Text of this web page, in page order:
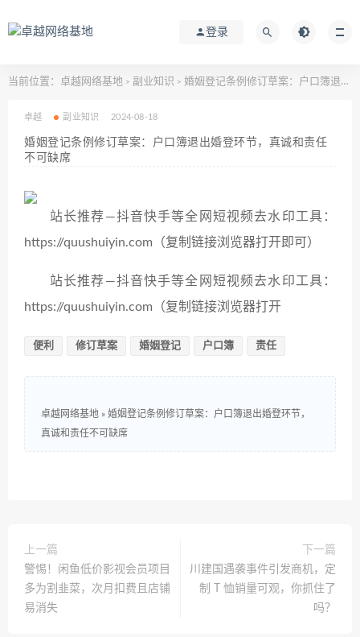
登录
当前位置： 卓越网络基地 > 副业知识 > 婚姻登记条例修订草案：户口簿退出婚登环节，真诚和责任不可缺席
卓越 副业知识 2024-08-18
婚姻登记条例修订草案：户口簿退出婚登环节，真诚和责任
不可缺席
站长推荐—抖音快手等全网短视频去水印工具：
https://quushuiyin.com（复制链接浏览器打开即可）
站长推荐—抖音快手等全网短视频去水印工具：
https://quushuiyin.com（复制链接浏览器打开
便利 修订草案 婚姻登记 户口簿 责任
卓越网络基地 » 婚姻登记条例修订草案：户口簿退出婚登环节，
真诚和责任不可缺席
上一篇
警惕！闲鱼低价影视会员项目
多为割韭菜，次月扣费且店铺
易消失
下一篇
川建国遇袭事件引发商机，定
制 T 恤销量可观，你抓住了
吗？